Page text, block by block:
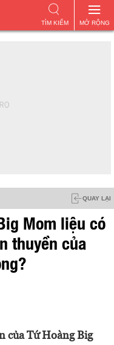
MỞ RỘNG
TÌM KIẾM
QUAY LẠI
Mom liệu có
thuyền của
của Tứ Hoàng Big